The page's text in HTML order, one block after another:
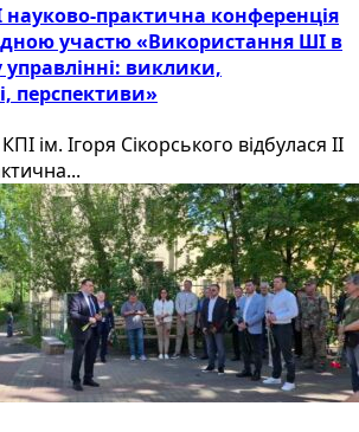
науково-практична конференція
участю «Використання ШІ в
управлінні: виклики,
перспективи»
ім. Ігоря Сікорського відбулася ІІ